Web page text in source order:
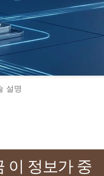
설명
이 정보가 중